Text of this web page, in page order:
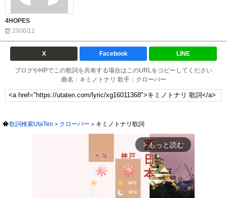
4HOPES
2006/12
X Facebook LINE
ブログやHPでこの歌詞を共有する場合はこのURLをコピーしてください
曲名：キミノトナリ 歌手：クローバー
歌詞検索UtaTen クローバー キミノトナリ歌詞
arrow_forward_ios もっと読む